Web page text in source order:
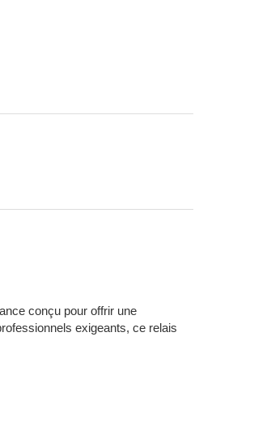
conçu pour offrir une
exigeants, ce relais